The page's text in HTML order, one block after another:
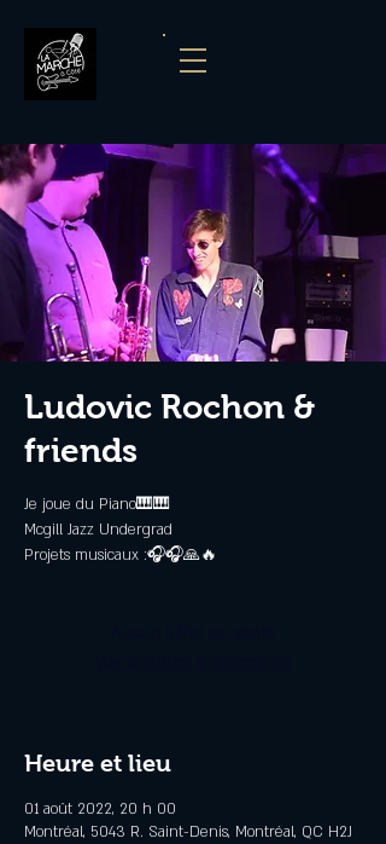
Ludovic Rochon &
friends
Je joue du Piano🎹🎹
Mcgill Jazz Undergrad
Projets musicaux :🎧🎧🙏🔥
Heure et lieu
01 août 2022, 20 h 00
Montréal, 5043 R. Saint-Denis, Montréal, QC H2J